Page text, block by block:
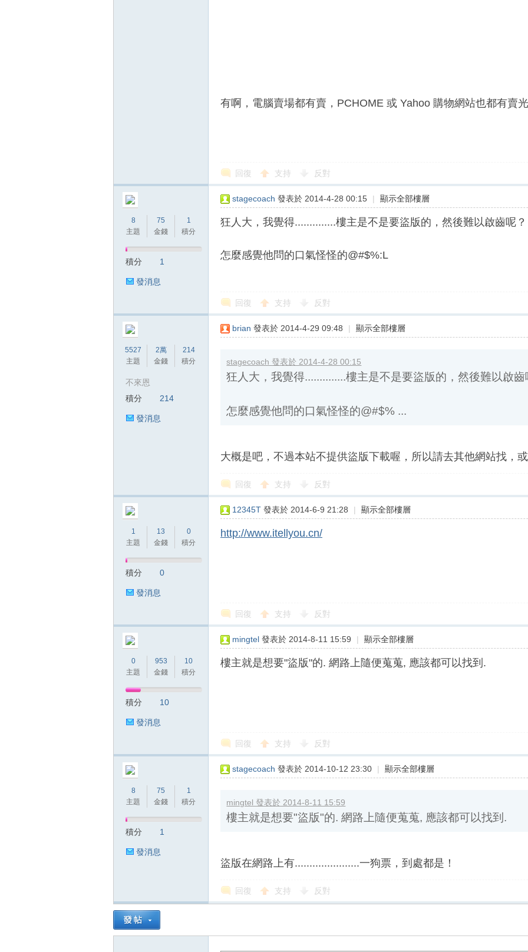
有啊，電腦賣場都有賣，PCHOME 或 Yahoo 購物網站也都有賣
回復 支持 反對
8
主題
75
金錢
1
積分
積分 1
發消息
stagecoach 發表於 2014-4-28 00:15 | 顯示全部樓層
狂人大，我覺得..............樓主是不是要盜版的，然後難以啟齒呢
怎麼感覺他問的口氣怪怪的@#$%:L
回復 支持 反對
5527
主題
2萬
金錢
214
積分
不來恩
積分
214
發消息
brian 發表於 2014-4-29 09:48 | 顯示全部樓層
stagecoach 發表於 2014-4-28 00:15
狂人大，我覺得..............樓主是不是要盜版的，然後難以啟齒呢
怎麼感覺他問的口氣怪怪的@#$% ...
大概是吧，不過本站不提供盜版下載喔，所以請去其他網站找，
回復 支持 反對
1
主題
13
金錢
0
積分
積分 0
發消息
12345T 發表於 2014-6-9 21:28 | 顯示全部樓層
http://www.itellyou.cn/
回復 支持 反對
0
主題
953
金錢
10
積分
積分 10
發消息
mingtel 發表於 2014-8-11 15:59 | 顯示全部樓層
樓主就是想要"盜版"的. 網路上隨便蒐蒐, 應該都可以找到.
回復 支持 反對
8
主題
75
金錢
1
積分
積分 1
發消息
stagecoach 發表於 2014-10-12 23:30 | 顯示全部樓層
mingtel 發表於 2014-8-11 15:59
盜版在網路上有......................一狗票，到處都是！
回復 支持 反對